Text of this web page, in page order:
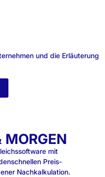
und die Erläuterung
MORGEN
mit
Preis-
Nachkalkulation.